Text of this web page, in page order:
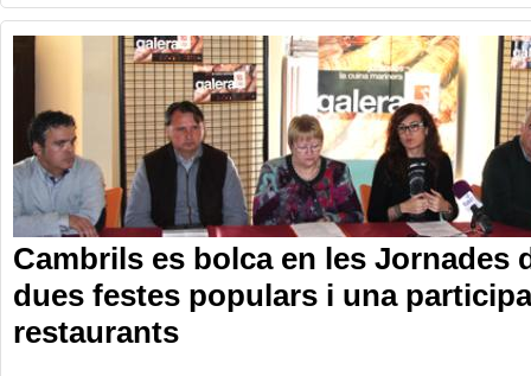
Cambrils es bolca en les Jornades
dues festes populars i una
restaurants